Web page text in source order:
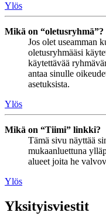
Ylös
Mikä on “oletusryhmä”?
Jos olet useamman
oletusryhmääsi
käytettävää
antaa sinulle
asetuksista.
Ylös
Mikä on “Tiimi” linkki?
Tämä sivu näyttää
mukaanluettuna
alueet joita he
Ylös
Yksityisviestit